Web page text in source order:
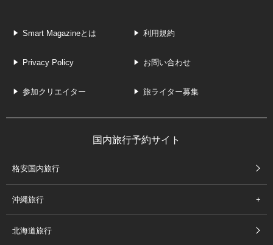
Smart Magazineとは 利用規約
Privacy Policy お問い合わせ
参加クリエイター 旅ライター募集
国内旅行予約サイト
格安国内旅行
沖縄旅行
北海道旅行